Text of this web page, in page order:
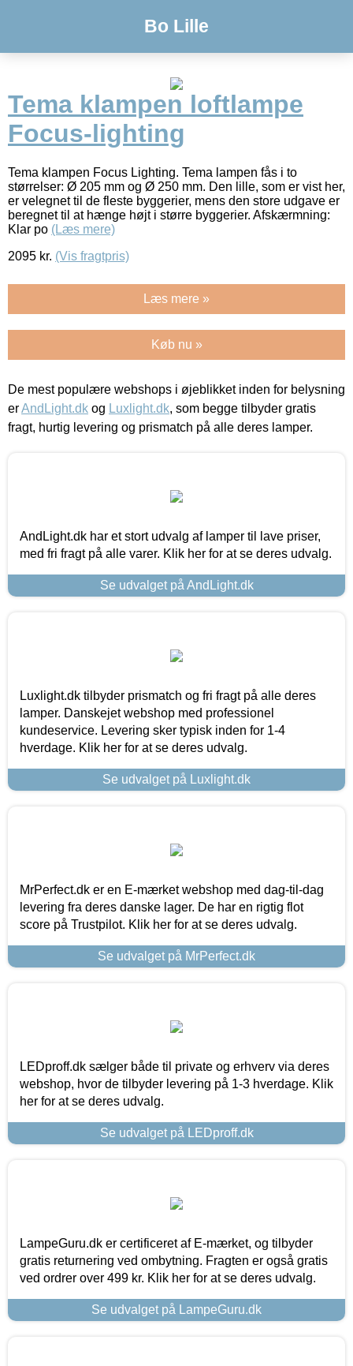
Bo Lille
Tema klampen loftlampe
Focus-lighting
Tema klampen Focus Lighting. Tema lampen fås i to
størrelser: Ø 205 mm og Ø 250 mm. Den lille, som er vist her,
er velegnet til de fleste byggerier, mens den store udgave er
beregnet til at hænge højt i større byggerier. Afskærmning:
Klar po (Læs mere)
2095 kr. (Vis fragtpris)
Læs mere »
Køb nu »
De mest populære webshops i øjeblikket inden for belysning
erAndLight.dk og Luxlight.dk, som begge tilbyder gratis
fragt, hurtig levering og prismatch på alle deres lamper.
AndLight.dk har et stort udvalg af lamper til lave priser,
med fri fragt på alle varer. Klik her for at se deres udvalg.
Se udvalget på AndLight.dk
Luxlight.dk tilbyder prismatch og fri fragt på alle deres
lamper. Danskejet webshop med professionel
kundeservice. Levering sker typisk inden for 1-4
hverdage. Klik her for at se deres udvalg.
Se udvalget på Luxlight.dk
MrPerfect.dk er en E-mærket webshop med dag-til-dag
levering fra deres danske lager. De har en rigtig flot
score på Trustpilot. Klik her for at se deres udvalg.
Se udvalget på MrPerfect.dk
LEDproff.dk sælger både til private og erhverv via deres
webshop, hvor de tilbyder levering på 1-3 hverdage. Klik
her for at se deres udvalg.
Se udvalget på LEDproff.dk
LampeGuru.dk er certificeret af E-mærket, og tilbyder
gratis returnering ved ombytning. Fragten er også gratis
ved ordrer over 499 kr. Klik her for at se deres udvalg.
Se udvalget på LampeGuru.dk